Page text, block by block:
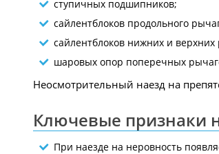
ступичных подшипников;
сайлентблоков продольного
сайлентблоков нижних и
шаровых опор поперечных
Неосмотрительный наезд на
Ключевые признаки
При наезде на неровность